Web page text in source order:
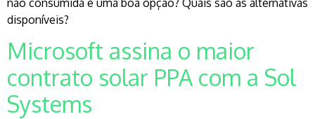
disponíveis?
Microsoft assina o maior
contrato solar PPA com a Sol
Systems